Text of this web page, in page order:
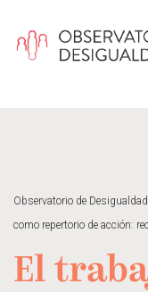
Observatorio de
como repertorio de acción:
El